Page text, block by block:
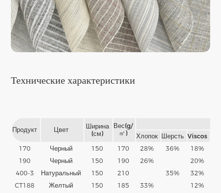
Технические характеристики
Продукт Цвет
Ширина
(см)
Вес(g/
㎡)
Хлопок
Шерсть Viscos
170
Черный 150 170 28% 36% 18%
190
Черный 150 190 26%
20%
400-3
Натуральный 150 210 35% 32%
CT188
Желтый 150 185 33% 12%